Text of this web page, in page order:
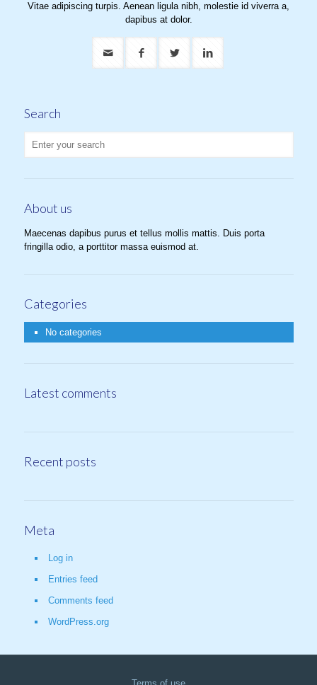
Vitae adipiscing turpis. Aenean ligula nibh, molestie id viverra a,
dapibus at dolor.
Search
About us
Maecenas dapibus purus et tellus mollis mattis. Duis porta
fringilla odio, a porttitor massa euismod at.
Categories
No categories
Latest comments
Recent posts
Meta
Log in
Entries feed
Comments feed
WordPress.org